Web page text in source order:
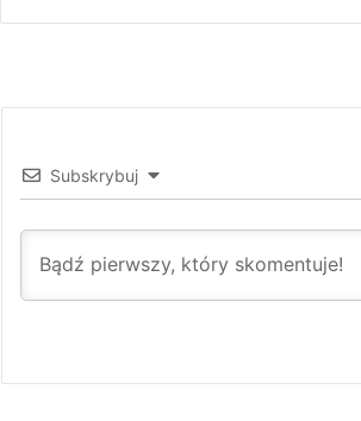
Subskrybuj